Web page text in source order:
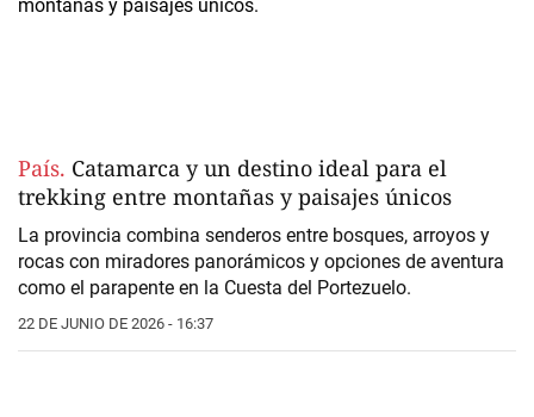
País. Catamarca y un destino ideal para el
trekking entre montañas y paisajes únicos
La provincia combina senderos entre bosques, arroyos y
rocas con miradores panorámicos y opciones de aventura
como el parapente en la Cuesta del Portezuelo.
22 DE JUNIO DE 2026 - 16:37